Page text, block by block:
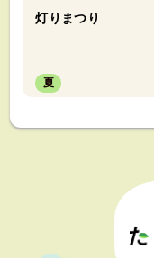
灯りまつり
夏